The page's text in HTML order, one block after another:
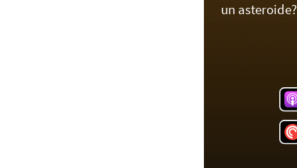
un asteroide?